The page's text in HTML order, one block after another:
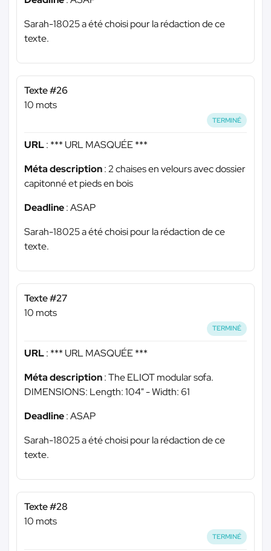
Sarah-18025 a été choisi pour la rédaction de ce
texte.
Texte #26
10 mots
TERMINÉ
URL: *** URL MASQUÉE ***
Méta description: 2 chaises en velours avec dossier
capitonné et pieds en bois
Deadline: ASAP
Sarah-18025 a été choisi pour la rédaction de ce
texte.
Texte #27
10 mots
TERMINÉ
URL: *** URL MASQUÉE ***
Méta description: The ELIOT modular sofa.
DIMENSIONS: Length: 104" - Width: 61
Deadline: ASAP
Sarah-18025 a été choisi pour la rédaction de ce
texte.
Texte #28
10 mots
TERMINÉ